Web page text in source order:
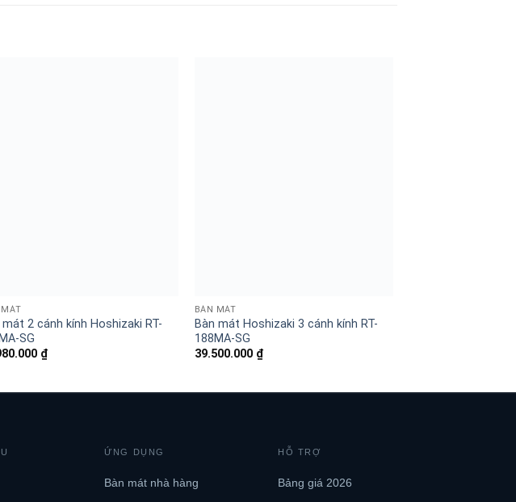
ỨNG DỤNG
Bàn mát nhà hàng
HỖ TRỢ
Bảng giá 2026